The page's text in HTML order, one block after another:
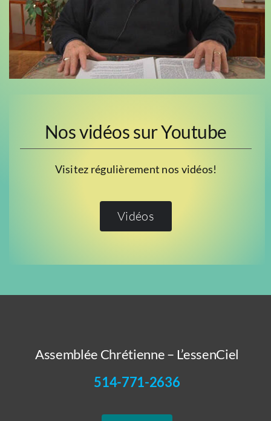
Nos vidéos sur Youtube
Visitez régulièrement nos vidéos!
Vidéos
Assemblée Chrétienne – L’essenCiel
514-771-2636